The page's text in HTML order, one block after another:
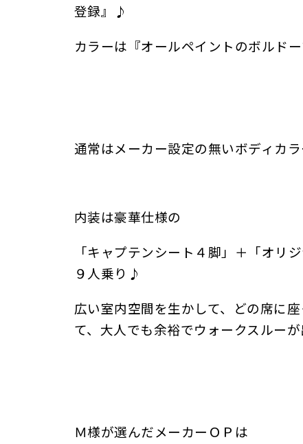
登録』♪
カラーは『オールペイントのボルド
通常はメーカー設定の無いボディカラ
内装は豪華仕様の
「キャプテンシート４脚」＋「オリ
９人乗り♪
広い室内空間を生かして、どの席に
て、大人でも余裕でウォークスルー
Ｍ様が選んだメーカーＯＰは